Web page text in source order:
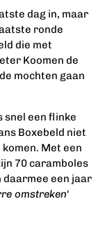
dag in, maar
ronde
die met
Koomen de
mochten gaan
snel een flinke
Boxebeld niet
Met een
70 caramboles
daarmee een jaar
omstreken'